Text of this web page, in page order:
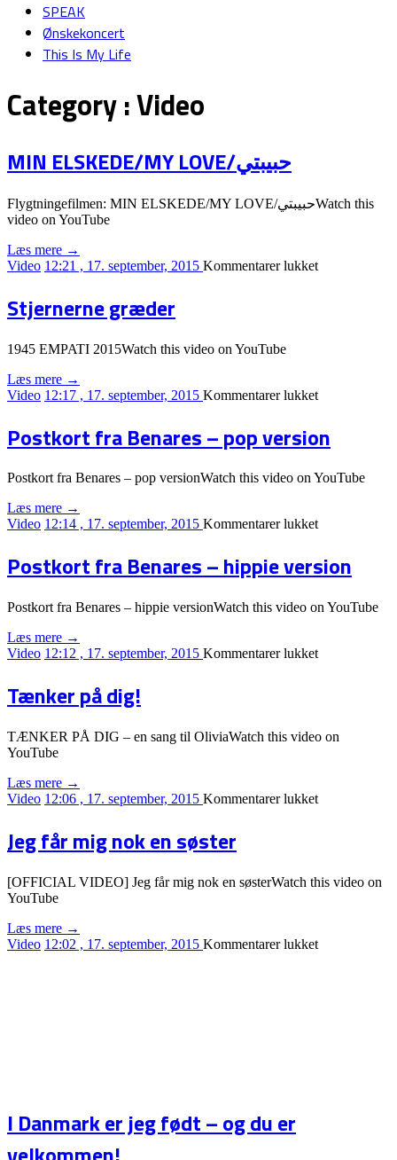
SPEAK
Ønskekoncert
This Is My Life
Category :Video
MIN ELSKEDE/MY LOVE/حبيبتي
Flygtningefilmen: MIN ELSKEDE/MY LOVE/حبيبتيWatch this
video on YouTube
Læs mere →
Video 12:21 , 17. september, 2015 Kommentarer lukkettil
Stjernerne græder
1945 EMPATI 2015Watch this video on YouTube
Læs mere →
Video 12:17 , 17. september, 2015 Kommentarer lukkettil
Postkort fra Benares – pop version
Postkort fra Benares – pop versionWatch this video on YouTube
Læs mere →
Video 12:14 , 17. september, 2015 Kommentarer lukkettil
Benares
pop
Postkort fra Benares – hippie version
Postkort fra Benares – hippie versionWatch this video on YouTube
Læs mere →
Video 12:12 , 17. september, 2015 Kommentarer lukkettil
hippie
Tænker på dig!
TÆNKER PÅ DIG – en sang til OliviaWatch this video on
YouTube
Læs mere →
Video 12:06 , 17. september, 2015 Kommentarer lukkettil
Jeg får mig nok en søster
[OFFICIAL VIDEO] Jeg får mig nok en søsterWatch this video on
YouTube
Læs mere →
Video 12:02 , 17. september, 2015 Kommentarer lukkettil
I Danmark er jeg født – og du er